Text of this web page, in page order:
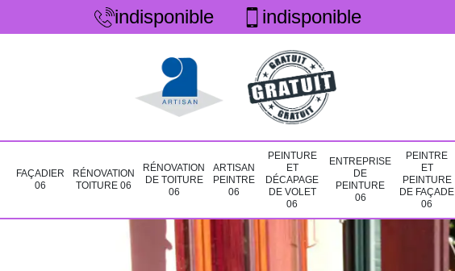
indisponible indisponible
FAÇADIER
06
RÉNOVATION
TOITURE 06
RÉNOVATION
DE TOITURE
06
ARTISAN
PEINTRE
06
PEINTURE
ET
DÉCAPAGE
DE VOLET
06
ENTREPRISE
DE
PEINTURE
06
PEINTRE
ET
PEINTURE
DE FAÇADE
06